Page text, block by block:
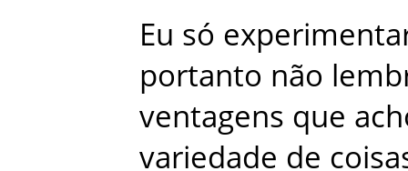
Eu só
portanto não
ventagens que
variedade de